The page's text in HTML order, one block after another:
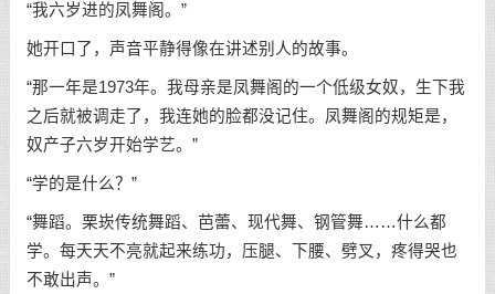
“我六岁进的凤舞阁。”
她开口了，声音平静得像在讲述别人的故事。
“那一年是1973年。我母亲是凤舞阁的一个低级女奴，生下我
之后就被调走了，我连她的脸都没记住。凤舞阁的规矩是，
奴产子六岁开始学艺。”
“学的是什么？”
“舞蹈。栗崁传统舞蹈、芭蕾、现代舞、钢管舞……什么都
学。每天天不亮就起来练功，压腿、下腰、劈叉，疼得哭也
不敢出声。”